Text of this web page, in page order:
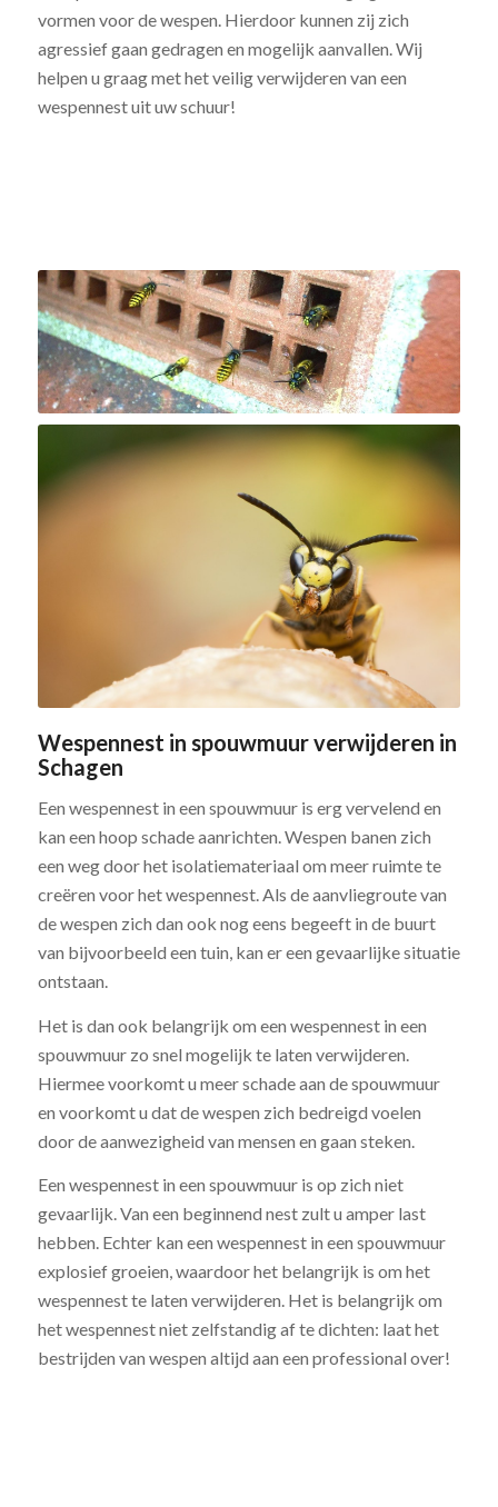
vormen voor de wespen. Hierdoor kunnen zij zich
agressief gaan gedragen en mogelijk aanvallen. Wij
helpen u graag met het veilig verwijderen van een
wespennest uit uw schuur!
Wespennest in spouwmuur verwijderen in
Schagen
Een wespennest in een spouwmuur is erg vervelend en
kan een hoop schade aanrichten. Wespen banen zich
een weg door het isolatiemateriaal om meer ruimte te
creëren voor het wespennest. Als de aanvliegroute van
de wespen zich dan ook nog eens begeeft in de buurt
van bijvoorbeeld een tuin, kan er een gevaarlijke situatie
ontstaan.
Het is dan ook belangrijk om een wespennest in een
spouwmuur zo snel mogelijk te laten verwijderen.
Hiermee voorkomt u meer schade aan de spouwmuur
en voorkomt u dat de wespen zich bedreigd voelen
door de aanwezigheid van mensen en gaan steken.
Een wespennest in een spouwmuur is op zich niet
gevaarlijk. Van een beginnend nest zult u amper last
hebben. Echter kan een wespennest in een spouwmuur
explosief groeien, waardoor het belangrijk is om het
wespennest te laten verwijderen. Het is belangrijk om
het wespennest niet zelfstandig af te dichten: laat het
bestrijden van wespen altijd aan een professional over!